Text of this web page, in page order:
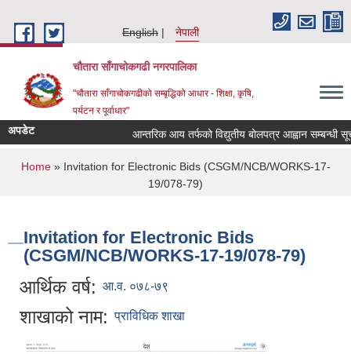
English
नेपाली
चौतारा साँगाचोकगढी नगरपालिका
"चौतारा साँगाचोकगढीको सम्बृद्धिको आधार - शिक्षा, कृषि,
पर्यटन र पूर्वाधार"
अपडेट आन्तरिक आय तर्फको विद्युतीय बोलपत्र आह्वान सम्बन्धी सूचना
You are here
Home» Invitation for Electronic Bids (CSGM/NCB/WORKS-17-
19/078-79)
Invitation for Electronic Bids
(CSGM/NCB/WORKS-17-19/078-79)
आर्थिक वर्ष: आ.व. ०७८-७९
शाखाको नाम: प्राविधिक शाखा